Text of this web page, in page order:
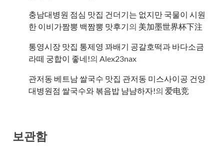
충남대병원 점심 맛집 건더기는 없지만 국물이 시원
한 이비가짬뽕 백짬뽕 맛후기의 美加墨世界杯下注
통영시장 맛집 통제영 꽈배기 공갈호떡과 바다소금
라떼 궁합이 좋네!의 Alex23nax
관저동 베트남 쌀국수 맛집 관저동 미스사이공 건양
대병원점 쌀국수와 볶음밥 냠냠하자!의 爱电竞
보관함